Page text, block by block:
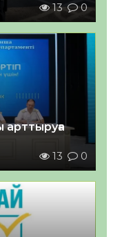
13 0
13 0